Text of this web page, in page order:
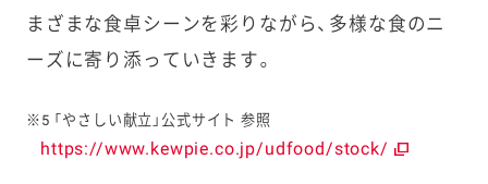
まざまな食卓シーンを彩りながら、多様な食のニ
ーズに寄り添っていきます。
※5 「やさしい献立」公式サイト 参照
https://www.kewpie.co.jp/udfood/stock/